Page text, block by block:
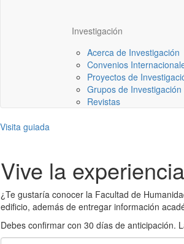
Investigación
Acerca de Investigación
Convenios
Proyectos de
Grupos de Investigación
Revistas
Visita guiada
Vive la
¿Te gustaría conocer la Facultad de
edificio, además de entregar información
Debes confirmar con 30 días de anticipación.